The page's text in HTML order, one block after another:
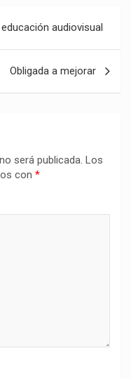
audiovisual
Obligada a mejorar
será publicada. Los
con *